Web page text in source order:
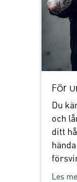
För
Du
och
ditt
Les